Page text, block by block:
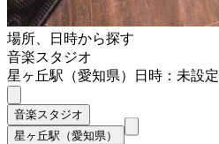
場所、日時から探す
音楽スタジオ
星ヶ丘駅（愛知県）
日時：未設定
音楽スタジオ
星ヶ丘駅（愛知県）